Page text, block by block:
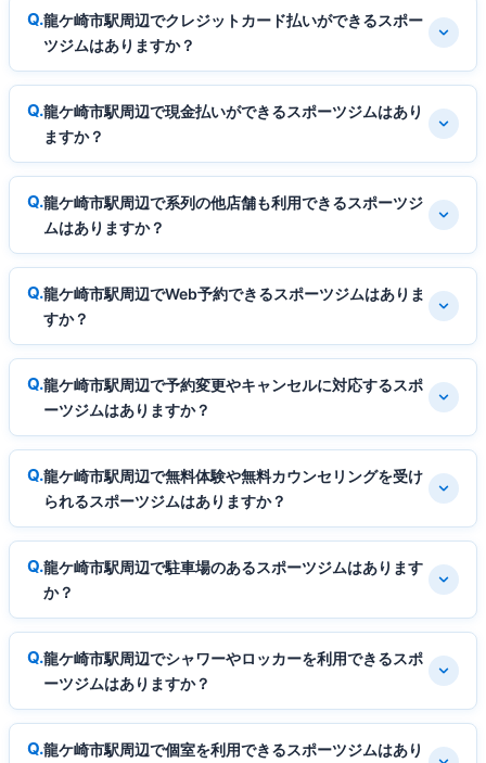
龍ケ崎市駅周辺でクレジットカード払いができるスポー
ツジムはありますか？
龍ケ崎市駅周辺で現金払いができるスポーツジムはあり
ますか？
龍ケ崎市駅周辺で系列の他店舗も利用できるスポーツジ
ムはありますか？
龍ケ崎市駅周辺でWeb予約できるスポーツジムはありま
すか？
龍ケ崎市駅周辺で予約変更やキャンセルに対応するスポ
ーツジムはありますか？
龍ケ崎市駅周辺で無料体験や無料カウンセリングを受け
られるスポーツジムはありますか？
龍ケ崎市駅周辺で駐車場のあるスポーツジムはあります
か？
龍ケ崎市駅周辺でシャワーやロッカーを利用できるスポ
ーツジムはありますか？
龍ケ崎市駅周辺で個室を利用できるスポーツジムはあり